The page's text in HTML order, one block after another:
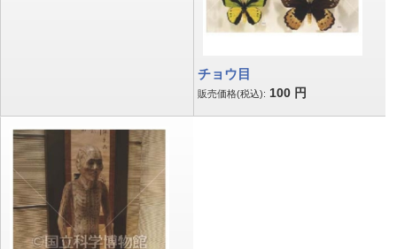
チョウ目
販売価格(税込): 100 円